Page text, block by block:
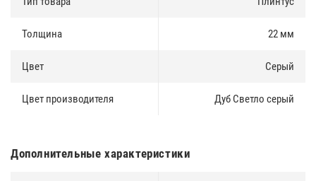
по безналичному расчету.
Доставка по Москве и Московской области осуществлятся
транспортные компании.
Толщина 22 мм
Цвет Серый
Цвет производителя Дуб Светло серый
Дополнительные характеристики